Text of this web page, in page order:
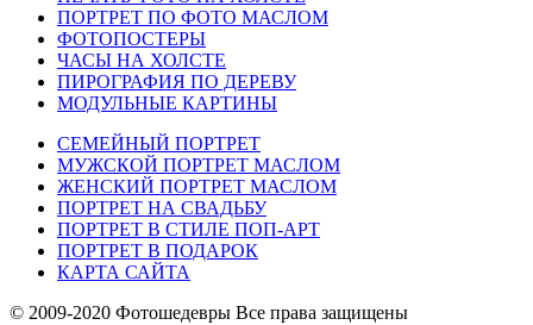
ПОРТРЕТ ПО ФОТО МАСЛОМ
ФОТОПОСТЕРЫ
ЧАСЫ НА ХОЛСТЕ
ПИРОГРАФИЯ ПО ДЕРЕВУ
МОДУЛЬНЫЕ КАРТИНЫ
СЕМЕЙНЫЙ ПОРТРЕТ
МУЖСКОЙ ПОРТРЕТ МАСЛОМ
ЖЕНСКИЙ ПОРТРЕТ МАСЛОМ
ПОРТРЕТ НА СВАДЬБУ
ПОРТРЕТ В СТИЛЕ ПОП-АРТ
ПОРТРЕТ В ПОДАРОК
КАРТА САЙТА
© 2009-2020 Фотошедевры Все права защищены